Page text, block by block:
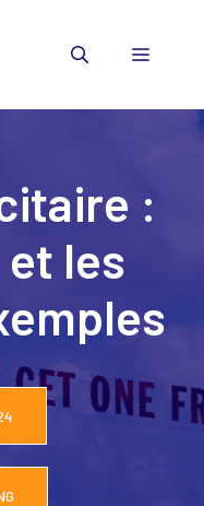
Menu
:
les